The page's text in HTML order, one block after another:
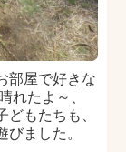
部屋で好きな
れたよ～、
もたちも、
ました。